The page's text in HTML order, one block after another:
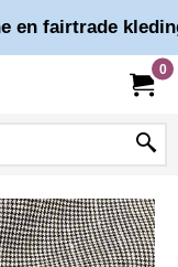
en fairtrade
0